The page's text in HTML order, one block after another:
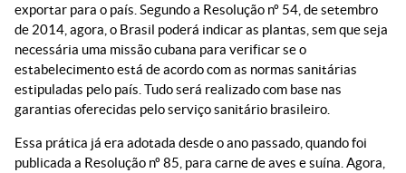
exportar para o país. Segundo a Resolução nº 54, de setembro
de 2014, agora, o Brasil poderá indicar as plantas, sem que seja
necessária uma missão cubana para verificar se o
estabelecimento está de acordo com as normas sanitárias
estipuladas pelo país. Tudo será realizado com base nas
garantias oferecidas pelo serviço sanitário brasileiro.
Essa prática já era adotada desde o ano passado, quando foi
publicada a Resolução nº 85, para carne de aves e suína. Agora,